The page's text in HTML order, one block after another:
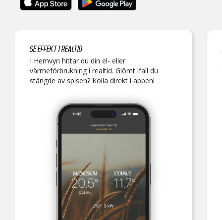
Se effekt i realtid
I Hemvyn hittar du din el- eller
värmeförbrukning i realtid. Glömt ifall du
stängde av spisen? Kolla direkt i appen!